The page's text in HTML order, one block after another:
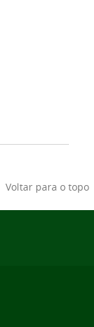
Voltar para o topo